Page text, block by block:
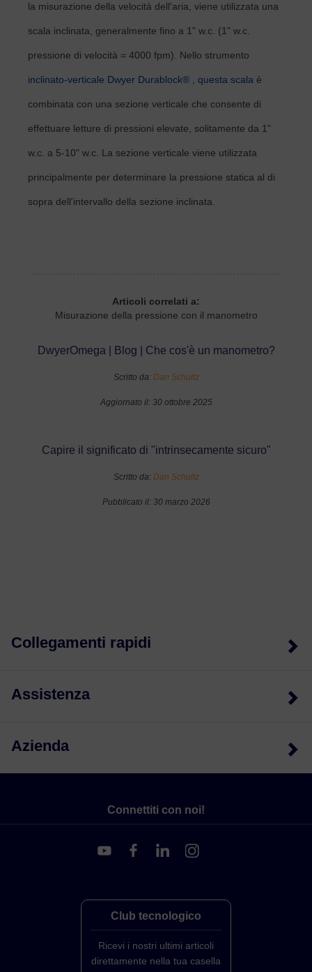
la misurazione della velocità dell'aria, viene utilizzata una
scala inclinata, generalmente fino a 1" w.c. (1" w.c.
pressione di velocità = 4000 fpm). Nello strumento
inclinato-verticale Dwyer Durablock® , questa scala è
combinata con una sezione verticale che consente di
effettuare letture di pressioni elevate, solitamente da 1"
w.c. a 5-10" w.c. La sezione verticale viene utilizzata
principalmente per determinare la pressione statica al di
sopra dell'intervallo della sezione inclinata.
Articoli correlati a:
Misurazione della pressione con il manometro
DwyerOmega | Blog | Che cos'è un manometro?
Scritto da: Dan Schultz
Aggiornato il: 30 ottobre 2025
Capire il significato di "intrinsecamente sicuro"
Scritto da: Dan Schultz
Pubblicato il: 30 marzo 2026
Collegamenti rapidi
Assistenza
Azienda
Connettiti con noi!
Club tecnologico
Ricevi i nostri ultimi articoli
direttamente nella tua casella